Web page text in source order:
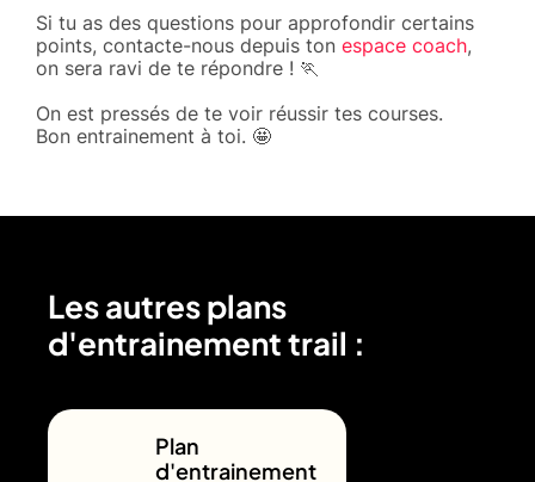
Si tu as des questions pour approfondir certains
points, contacte-nous depuis ton espace coach,
on sera ravi de te répondre ! 🏃
On est pressés de te voir réussir tes courses.
Bon entrainement à toi. 🤩
Les autres plans
d'entrainement trail :
Plan
d'entrainement